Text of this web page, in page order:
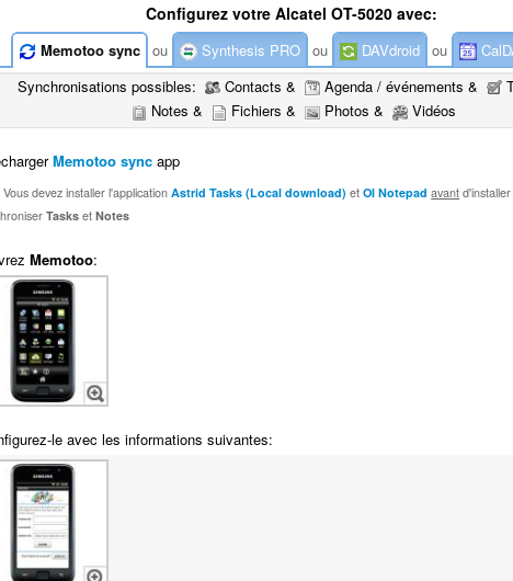
Configurez votre Alcatel OT-5020 avec:
Memotoo sync ou Synthesis PRO ou DAVdroid ou
Synchronisations possibles:
Contacts & Agenda / événements &
Notes &
Fichiers & Photos & Vidéos
Memotoo sync app
Vous devez installer l'applicationAstrid Tasks (Local download) etOI Notepad avant
Tasks etNotes
Memotoo:
le avec les informations suivantes: